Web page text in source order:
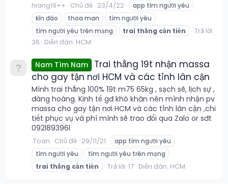
hiang19++ Chủ đề 23/4/22
app tìm người yêu
kín đáo
thoa man
tìm người yêu
tìm người yêu trên mạng
trai thẳng cần tiền
Trả lời:
36 Diễn đàn: HCM
Nam Tìm Nam
Trai thẳng 19t nhận massa
cho gay tận nơi HCM và các tỉnh lân cận
Mình trai thẳng 100% 19t m75 65kg , sạch sẽ, lịch sự ,
đàng hoàng. Kinh tế gđ khó khăn nên mình nhận pv
massa cho gay tận nơi HCM và các tỉnh lân cận ,chi
tiết phục vụ và phí mình sẽ trao đổi qua Zalo or sđt
092l89396l
.Toan Chủ đề 29/11/21
app tìm người yêu
tìm người yêu
tìm người yêu trên mạng
trai thẳng cần tiền Trả lời: 17 Diễn đàn: HCM